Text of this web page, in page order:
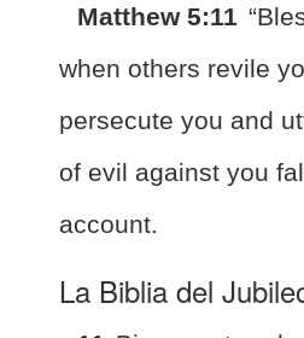
Matthew 5:11
when others revile
persecute you and
of evil against you
account.
La Biblia del